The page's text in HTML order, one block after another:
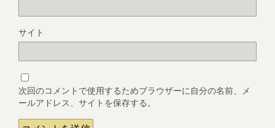
サイト
次回のコメントで使用するためブラウザーに自分の名前、メ
ールアドレス、サイトを保存する。